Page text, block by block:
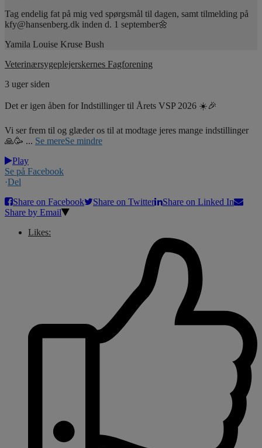
Tag endelig fat på mig ved spørgsmål til dagen, samt tilmelding på
kfy@hansenberg.dk inden d. 1 september🌼
Yamila Louise Kruse Bush
Veterinærsygeplejerskernes Fagforening
3 uger siden
Det er igen åben for Indstillinger til Årets VSP 2026 ☀️🎉
Vi ser frem til og glæder os til at modtage jeres mange indstillinger
🙏🥳 ... Se mereSe mindre
Play
Se på Facebook
·Del
Share on Facebook
Share on Twitter
Share on Linked In
Share by Email
Likes: